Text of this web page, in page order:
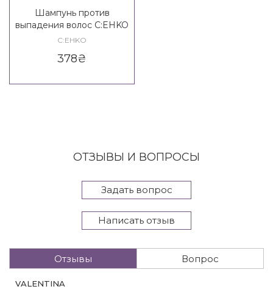
Шампунь против
выпадения волос C:EHKO
Vital Shampoo
C:EHKO
378₴
ОТЗЫВЫ И ВОПРОСЫ
Задать вопрос
Написать отзыв
Отзывы Вопрос
VALENTINA